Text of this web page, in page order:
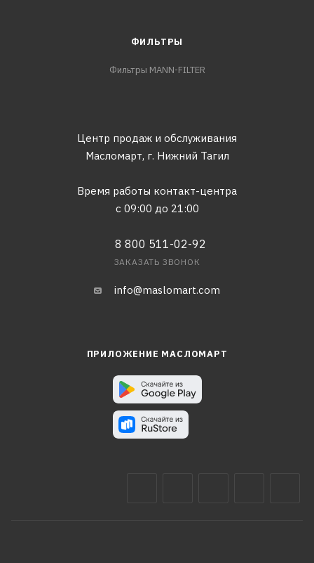
ФИЛЬТРЫ
Фильтры MANN-FILTER
Центр продаж и обслуживания
Масломарт, г. Нижний Тагил
Время работы контакт-центра
с 09:00 до 21:00
8 800 511-02-92
ЗАКАЗАТЬ ЗВОНОК
info@maslomart.com
ПРИЛОЖЕНИЕ МАСЛОМАРТ